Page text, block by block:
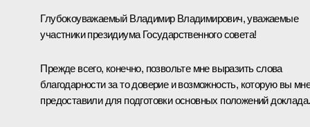
Глубокоуважаемый Владимир Владимирович, уважаемые
участники президиума Государственного совета!
Прежде всего, конечно, позвольте мне выразить слова
благодарности за то доверие и возможность, которую вы
предоставили для подготовки основных положений доклада.